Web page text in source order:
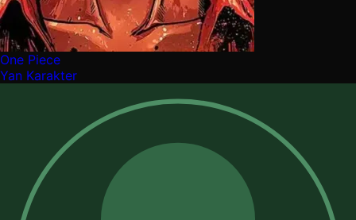
One Piece
Yan Karakter